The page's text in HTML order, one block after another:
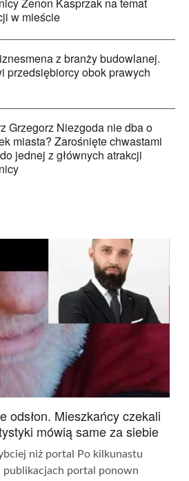
Zenon Kasprzak na temat
w mieście
z branży budowlanej.
przedsiębiorcy obok prawych
Grzegorz Niezgoda nie dba o
miasta? Zarośnięte chwastami
jednej z głównych atrakcji
odsłon. Mieszkańcy czekali
mówią same za siebie
niż portal Po kilkunastu
publikacjach portal ponown